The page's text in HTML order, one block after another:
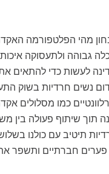
מהי הפלטפורמה
גבוהה ולתעסוקה
לעשות כדי להתאים
נשים חרדיות בשוק
כמו מסלולים
שיתוף פעולה בין
תיטיב עם כולנו
חברתיים ותשפר